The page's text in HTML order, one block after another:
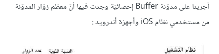
أجرينا على مدوّنة Buffer إحصائيّة وجدت فيها أنّ معظم زوّار المدوّنة
من مستخدمي نظام iOS وأجهزة أندرويد :